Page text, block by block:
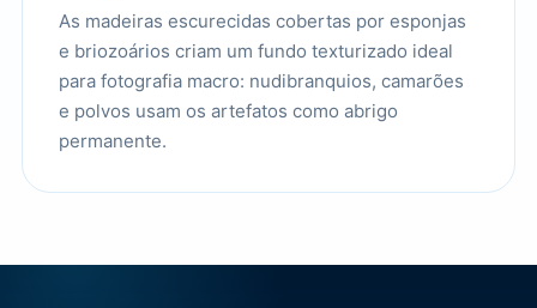
As madeiras escurecidas cobertas por esponjas
e briozoários criam um fundo texturizado ideal
para fotografia macro: nudibranquios, camarões
e polvos usam os artefatos como abrigo
permanente.